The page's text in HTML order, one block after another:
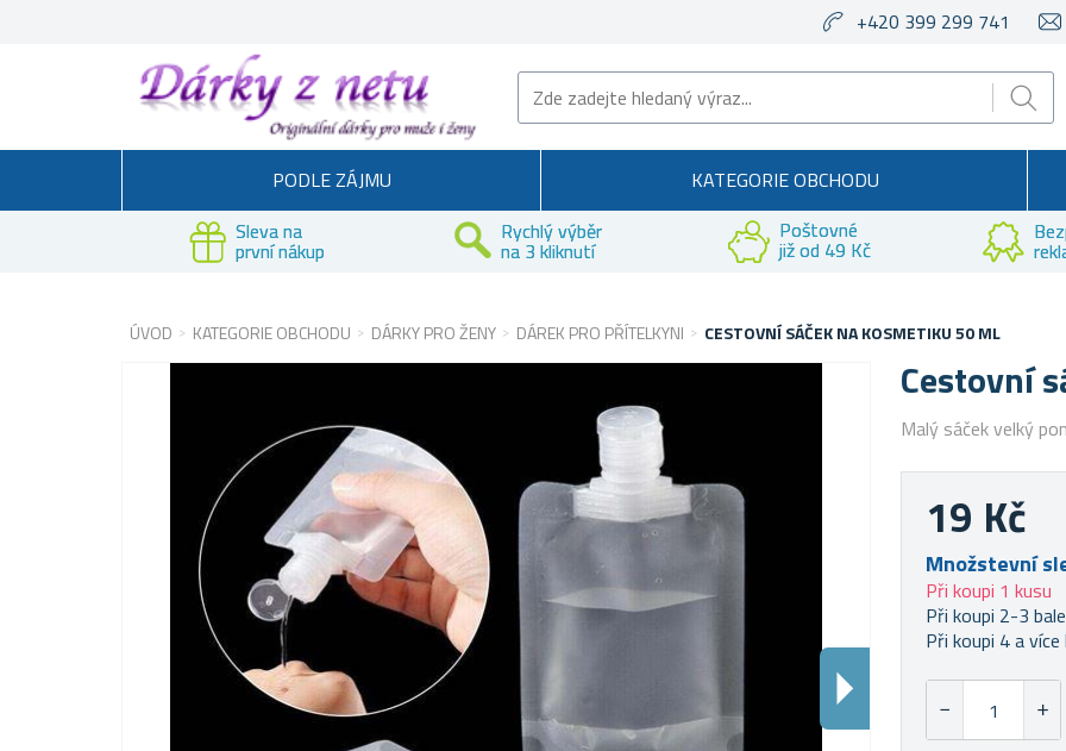
+420 399 299 741
PODLE ZÁJMU KATEGORIE OBCHODU
Sleva na
první nákup
Rychlý výběr
na 3 kliknutí
Poštovné
již od 49 Kč
ÚVOD KATEGORIE OBCHODU DÁRKY PRO ŽENY DÁREK PRO PŘÍTELKYNI CESTOVNÍ SÁČEK NA KOSMETIKU 50 ML
Cestovní
Malý sáček velký
19 Kč
Množstevní
Při koupi 1 kusu
Při koupi 2-3
Při koupi 4 a více